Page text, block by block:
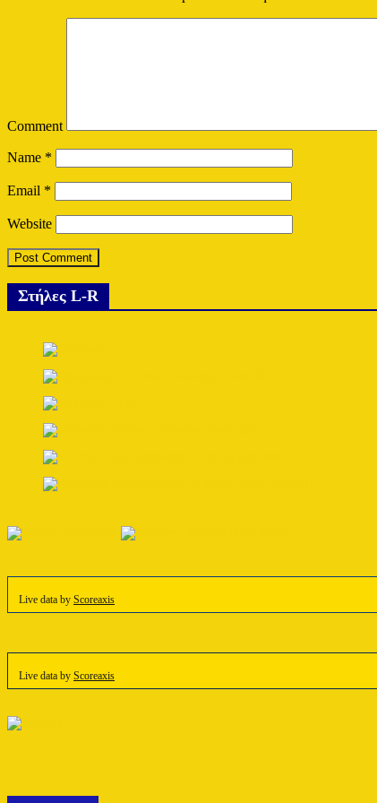
Comment
Name *
Email *
Website
Στήλες L-R
Live data by Scoreaxis
Live data by Scoreaxis